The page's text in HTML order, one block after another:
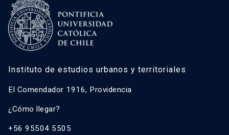
Instituto de estudios urbanos y territoriales
El Comendador 1916, Providencia
¿Cómo llegar?
+56 95504 5505